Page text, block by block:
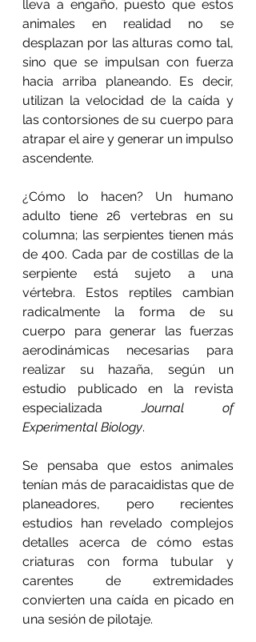
lleva a engaño, puesto que estos
animales en realidad no se
desplazan por las alturas como tal,
sino que se impulsan con fuerza
hacia arriba planeando. Es decir,
utilizan la velocidad de la caída y
las contorsiones de su cuerpo para
atrapar el aire y generar un impulso
ascendente.
¿Cómo lo hacen? Un humano
adulto tiene 26 vertebras en su
columna; las serpientes tienen más
de 400. Cada par de costillas de la
serpiente está sujeto a una
vértebra. Estos reptiles cambian
radicalmente la forma de su
cuerpo para generar las fuerzas
aerodinámicas necesarias para
realizar su hazaña, según un
estudio publicado en la revista
especializada Journal of
Experimental Biology.
Se pensaba que estos animales
tenían más de paracaidistas que de
planeadores, pero recientes
estudios han revelado complejos
detalles acerca de cómo estas
criaturas con forma tubular y
carentes de extremidades
convierten una caída en picado en
una sesión de pilotaje.